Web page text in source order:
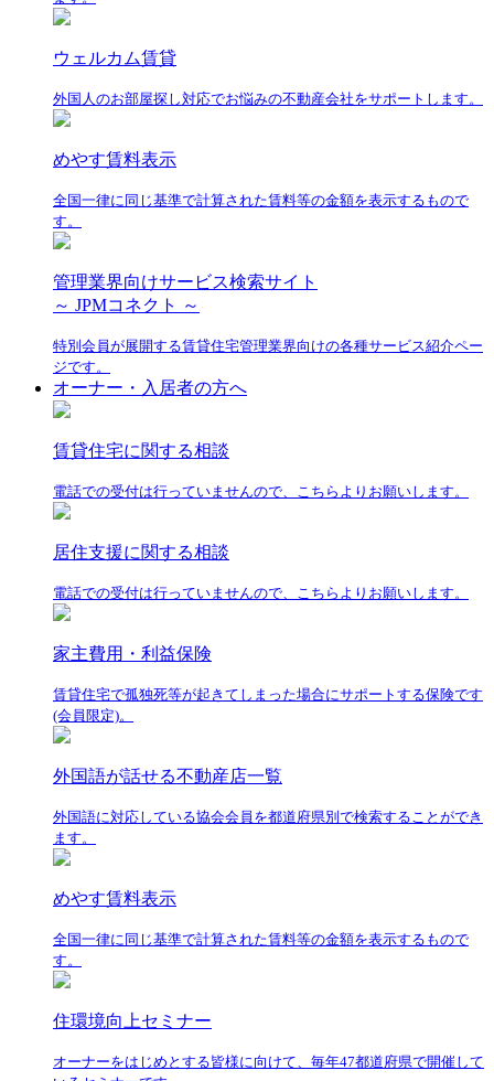
ウェルカム賃貸
外国人のお部屋探し対応でお悩みの不動産会社をサポートします。
めやす賃料表示
全国一律に同じ基準で計算された賃料等の金額を表示するもので
す。
管理業界向けサービス検索サイト
～ JPMコネクト ～
特別会員が展開する賃貸住宅管理業界向けの各種サービス紹介ペー
ジです。
オーナー・入居者の方へ
賃貸住宅に関する相談
電話での受付は行っていませんので、こちらよりお願いします。
居住支援に関する相談
電話での受付は行っていませんので、こちらよりお願いします。
家主費用・利益保険
賃貸住宅で孤独死等が起きてしまった場合にサポートする保険です
(会員限定)。
外国語が話せる不動産店一覧
外国語に対応している協会会員を都道府県別で検索することができ
ます。
めやす賃料表示
全国一律に同じ基準で計算された賃料等の金額を表示するもので
す。
住環境向上セミナー
オーナーをはじめとする皆様に向けて、毎年47都道府県で開催して